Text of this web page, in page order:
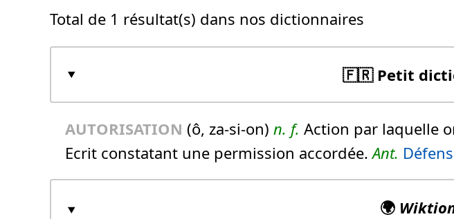
Total de 1 résultat(s) dans nos dictionnaires
🇫🇷 Petit
AUTORISATION (ô, za-si-on) n. f. Action par laquelle
Ecrit constatant une permission accordée.Ant.
🌍